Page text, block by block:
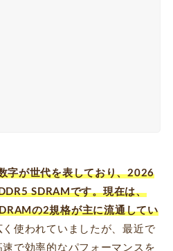
字が世代を表しており、2026
SDRAMです。現在は、
の2規格が主に流通してい
使われていましたが、最近で
で効率的なパフォーマンスを